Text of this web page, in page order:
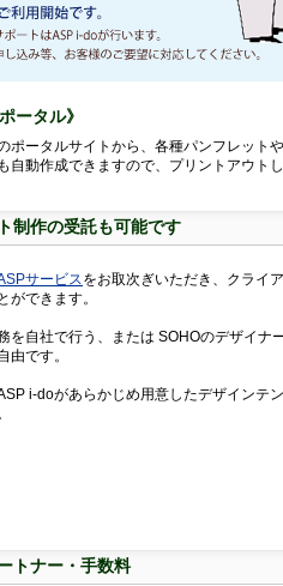
ータル》
ポータルサイトから、各種パンフレット
自動作成できますので、プリントアウト
制作の受託も可能です
サービスをお取次ぎいただき、クライ
ができます。
を自社で行う、または SOHOのデザイナ
由です。
i-doがあらかじめ用意したデザインテ
トナー・手数料